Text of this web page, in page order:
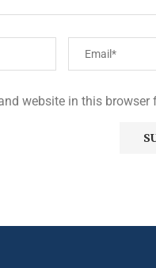
website in this